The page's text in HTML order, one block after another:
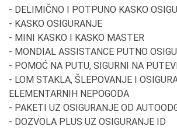
- DELIMIČNO I POTPUNO KASKO
- KASKO OSIGURANJE
- MINI KASKO I KASKO MASTER
- MONDIAL ASSISTANCE PUTNO
- POMOĆ NA PUTU, SIGURNI NA
- LOM STAKLA, ŠLEPOVANJE I
ELEMENTARNIH NEPOGODA
- PAKETI UZ OSIGURANJE OD
- DOZVOLA PLUS UZ OSIGURANJE ID